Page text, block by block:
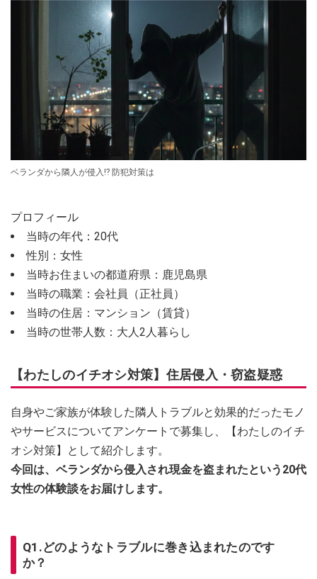
ベランダから隣人が侵入⁉ 防犯対策は
プロフィール
当時の年代：20代
性別：女性
当時お住まいの都道府県：鹿児島県
当時の職業：会社員（正社員）
当時の住居：マンション（賃貸）
当時の世帯人数：大人2人暮らし
【わたしのイチオシ対策】住居侵入・窃盗疑惑
自身やご家族が体験した隣人トラブルと効果的だったモノ
やサービスについてアンケートで募集し、【わたしのイチ
オシ対策】として紹介します。
今回は、ベランダから侵入され現金を盗まれたという20代
女性の体験談をお届けします。
Q1.どのようなトラブルに巻き込まれたのです
か？